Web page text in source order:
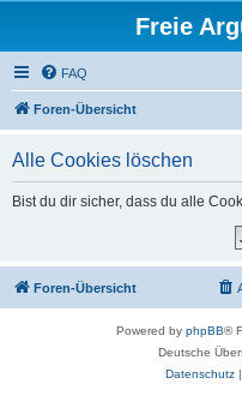
Freie
FAQ
Foren-Übersicht
Alle Cookies löschen
Bist du dir sicher, dass du alle
Foren-Übersicht
Powered by phpBB®
Deutsche
Datenschutz|